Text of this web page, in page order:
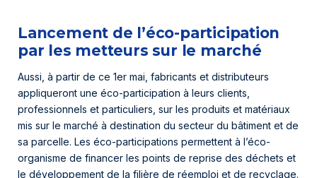
Lancement de l’éco-participation
par les metteurs sur le marché
Aussi, à partir de ce 1er mai, fabricants et distributeurs
appliqueront une éco-participation à leurs clients,
professionnels et particuliers, sur les produits et matériaux
mis sur le marché à destination du secteur du bâtiment et de
sa parcelle. Les éco-participations permettent à l’éco-
organisme de financer les points de reprise des déchets et
le développement de la filière de réemploi et de recyclage.